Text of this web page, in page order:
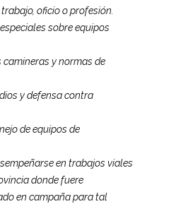
oficio o profesión.
sobre equipos
y normas de
y defensa contra
de equipos de
en trabajos viales
donde fuere
en campaña para tal